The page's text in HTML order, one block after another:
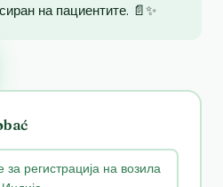
на пациентите. 📄✨
регистрација на возила